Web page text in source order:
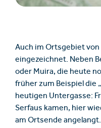
Auch im Ortsgebiet von
eingezeichnet. Neben
oder Muira, die heute
früher zum Beispiel die
heutigen Untergasse:
Serfaus kamen, hier
am Ortsende